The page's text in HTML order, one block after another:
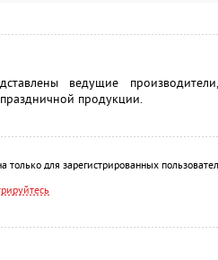
ведущие
продукции.
только для зарегистрированных